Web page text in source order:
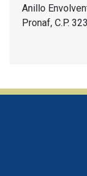
Anillo
Pronaf, C.P.